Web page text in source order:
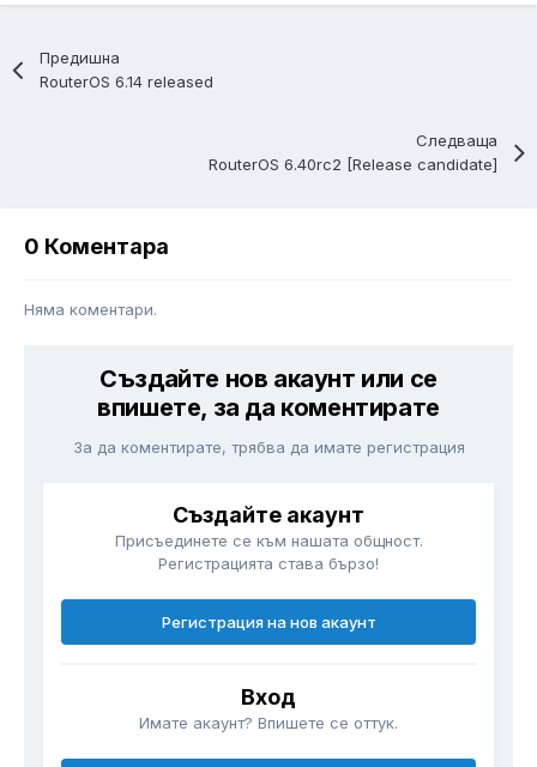
Предишна
RouterOS 6.14 released
Следваща
RouterOS 6.40rc2 [Release candidate]
0 Коментара
Няма коментари.
Създайте нов акаунт или се
впишете, за да коментирате
За да коментирате, трябва да имате регистрация
Създайте акаунт
Присъединете се към нашата общност.
Регистрацията става бързо!
Регистрация на нов акаунт
Вход
Имате акаунт? Впишете се оттук.